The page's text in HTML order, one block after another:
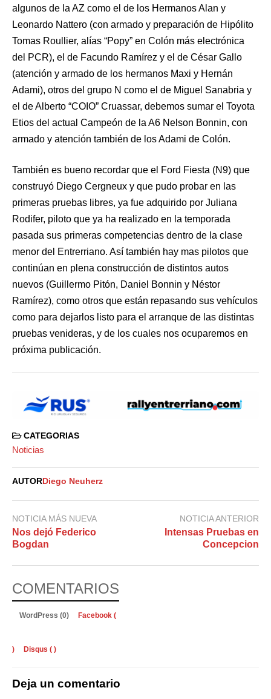
algunos de la AZ como el de los Hermanos Alan y
Leonardo Nattero (con armado y preparación de Hipólito
Tomas Roullier, alías “Popy” en Colón más electrónica
del PCR), el de Facundo Ramírez y el de César Gallo
(atención y armado de los hermanos Maxi y Hernán
Adami), otros del grupo N como el de Miguel Sanabria y
el de Alberto “COIO” Cruassar, debemos sumar el Toyota
Etios del actual Campeón de la A6 Nelson Bonnin, con
armado y atención también de los Adami de Colón.
También es bueno recordar que el Ford Fiesta (N9) que
construyó Diego Cergneux y que pudo probar en las
primeras pruebas libres, ya fue adquirido por Juliana
Rodifer, piloto que ya ha realizado en la temporada
pasada sus primeras competencias dentro de la clase
menor del Entrerriano. Así también hay mas pilotos que
continúan en plena construcción de distintos autos
nuevos (Guillermo Pitón, Daniel Bonnin y Néstor
Ramírez), como otros que están repasando sus vehículos
como para dejarlos listo para el arranque de las distintas
pruebas venideras, y de los cuales nos ocuparemos en
próxima publicación.
CATEGORIAS
Noticias
AUTOR Diego Neuherz
NOTICIA MÁS NUEVA
Nos dejó Federico
Bogdan
NOTICIA ANTERIOR
Intensas Pruebas en
Concepcion
COMENTARIOS
WordPress (0) Facebook (
) Disqus ( )
Deja un comentario